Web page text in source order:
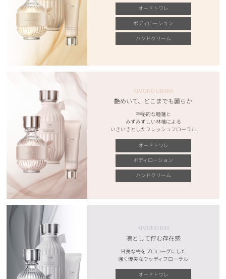
オードトワレ
ボディローション
ハンドクリーム
KIMONO URARA
艶めいて、どこまでも麗らか
神秘的な睡蓮と
みずみずしい林檎による
いきいきとしたフレッシュフローラル
オードトワレ
ボディローション
ハンドクリーム
KIMONO RIN
凛として佇む存在感
甘美な梅をプロローグにした
強く優美なウッディフローラル
オードトワレ